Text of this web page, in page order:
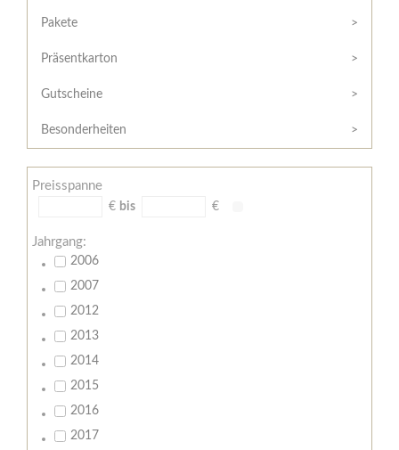
/
Widerrufsformular
AGB
Zahlungsbedingungen
Meine
Pakete
Präsentkarton
Gutscheine
Besonderheiten
Preisspanne
€ bis €
Jahrgang:
2006
2007
2012
2013
2014
2015
2016
2017